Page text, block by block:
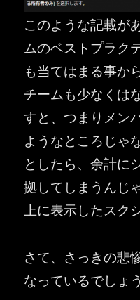
このような記載が
ムのベストプラク
も当てはまる事か
チームも少なくは
すと、つまりメン
ようなところじゃ
としたら、余計に
拠してしまうんじ
上に表示したスク
さて、さっきの悲
なっているでしょ